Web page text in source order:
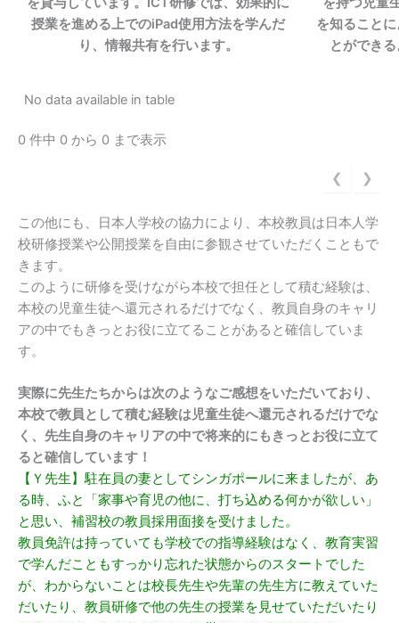
授業を進める上でのiPad使用方法を学んだ
り、情報共有を行います。
を知ること
とができ
No data available in table
0 件中 0 から 0 まで表示
❮ ❯
この他にも、日本人学校の協力により、本校教員は日本人学
校研修授業や公開授業を自由に参観させていただくこともで
きます。
このように研修を受けながら本校で担任として積む経験は、
本校の児童生徒へ還元されるだけでなく、教員自身のキャリ
アの中でもきっとお役に立てることがあると確信していま
す。
実際に先生たちからは次のようなご感想をいただいており、
本校で教員として積む経験は児童生徒へ還元されるだけでな
く、先生自身のキャリアの中で将来的にもきっとお役に立て
ると確信しています！
【Ｙ先生】駐在員の妻としてシンガポールに来ましたが、あ
る時、ふと「家事や育児の他に、打ち込める何かが欲しい」
と思い、補習校の教員採用面接を受けました。
教員免許は持っていても学校での指導経験はなく、教育実習
で学んだこともすっかり忘れた状態からのスタートでした
が、わからないことは校長先生や先輩の先生方に教えていた
だいたり、教員研修で他の先生の授業を見せていただいたり